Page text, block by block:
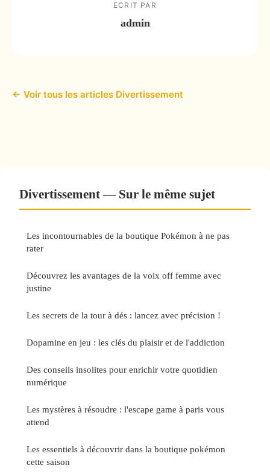
ECRIT PAR
admin
← Voir tous les articles Divertissement
Divertissement — Sur le même sujet
Les incontournables de la boutique Pokémon à ne pas
rater
Découvrez les avantages de la voix off femme avec
justine
Les secrets de la tour à dés : lancez avec précision !
Dopamine en jeu : les clés du plaisir et de l'addiction
Des conseils insolites pour enrichir votre quotidien
numérique
Les mystères à résoudre : l'escape game à paris vous
attend
Les essentiels à découvrir dans la boutique pokémon
cette saison